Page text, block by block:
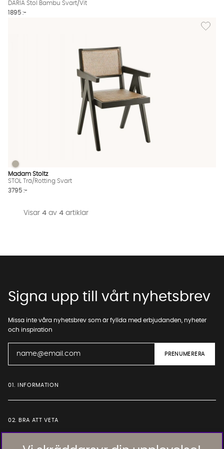
DARIA Stol Bambu Svart/Vit
1895 :-
Lägg
STOL Trä/Rotting Svart Finns även i dessa färger:
STOL Trä/Rotting Svart
Madam Stoltz
STOL Trä/Rotting Svart
3795 :-
Visar 4 av 4 artiklar
Signa upp till vårt nyhetsbrev
Missa inte våra nyhetsbrev som är fyllda med erbjudanden, nyheter
och inspiration
01. INFORMATION
02. BRA ATT VETA